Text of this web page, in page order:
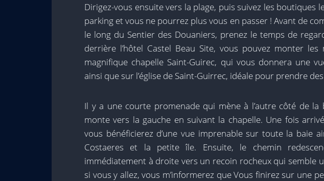
Dirigez-vous ensuite vers la plage, puis suivez les boutiques
parking et vous ne pourrez plus vous en passer ! Avant de
le long du Sentier des Douaniers, prenez le temps de
derrière l’hôtel Castel Beau Site, vous pouvez monter
magnifique chapelle Saint-Guirec, qui vous donnera une
ainsi que sur l’église de Saint-Guirrec, idéale pour prendre
Il y a une courte promenade qui mène à l’autre côté de la
monte vers la gauche en suivant la chapelle. Une fois
vous bénéficierez d’une vue imprenable sur toute la baie
Costaeres et la petite île. Ensuite, le chemin
immédiatement à droite vers un recoin rocheux qui semble
si vous y allez, vous m’informerez que Vous finirez sur une